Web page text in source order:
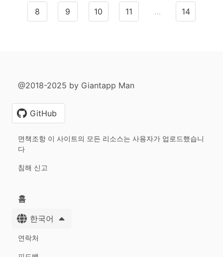
8 9 10 11 … 14
@2018-2025 by Giantapp Man
GitHub
면책조항 이 사이트의 모든 리소스는 사용자가 업로드했습니
다
침해 신고
홈
한국어
연락처